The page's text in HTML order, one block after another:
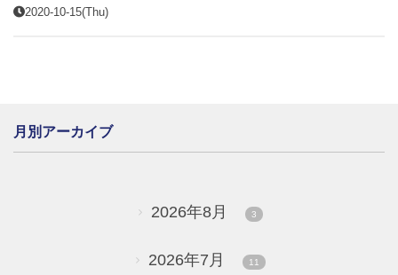
2020-10-15(Thu)
月別アーカイブ
2026年8月 3
2026年7月 11